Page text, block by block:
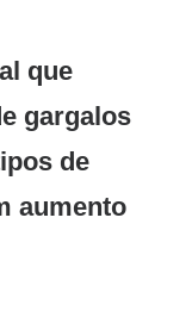
que
gargalos
de
aumento